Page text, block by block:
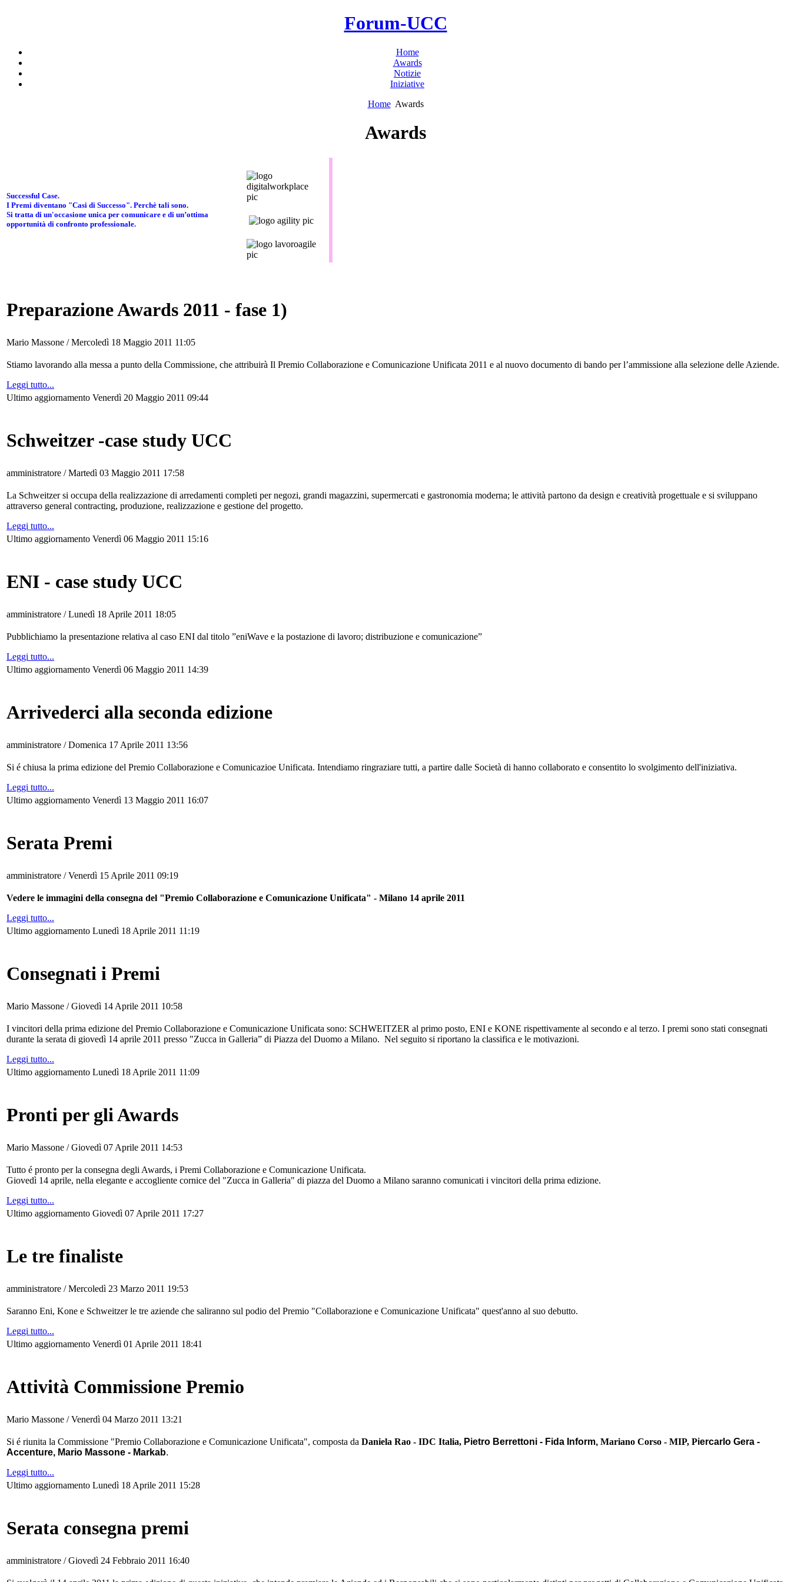
Forum-UCC
Home
Awards
Notizie
Iniziative
Home Awards
Awards
Successful Case.
I Premi diventano "Casi di Successo". Perchè tali sono.
Si tratta di un'occasione unica per comunicare e di un’ottima
opportunità di confronto professionale.
Preparazione Awards 2011 - fase 1)
Mario Massone /Mercoledì 18 Maggio 2011 11:05
Stiamo lavorando alla messa a punto della Commissione, che attribuirà Il Premio Collaborazione e Comunicazione Unificata 2011 e al nuovo documento di bando per l’ammissione alla selezione delle Aziende.
Leggi tutto...
Ultimo aggiornamento Venerdì 20 Maggio 2011 09:44
Schweitzer -case study UCC
amministratore /Martedì 03 Maggio 2011 17:58
La Schweitzer si occupa della realizzazione di arredamenti completi per negozi, grandi magazzini, supermercati e gastronomia moderna; le attività partono da design e creatività progettuale e si sviluppano
attraverso general contracting, produzione, realizzazione e gestione del progetto.
Leggi tutto...
Ultimo aggiornamento Venerdì 06 Maggio 2011 15:16
ENI - case study UCC
amministratore /Lunedì 18 Aprile 2011 18:05
Pubblichiamo la presentazione relativa al caso ENI dal titolo ”eniWave e la postazione di lavoro; distribuzione e comunicazione”
Leggi tutto...
Ultimo aggiornamento Venerdì 06 Maggio 2011 14:39
Arrivederci alla seconda edizione
amministratore /Domenica 17 Aprile 2011 13:56
Si é chiusa la prima edizione del Premio Collaborazione e Comunicazioe Unificata. Intendiamo ringraziare tutti, a partire dalle Società di hanno collaborato e consentito lo svolgimento dell'iniziativa.
Leggi tutto...
Ultimo aggiornamento Venerdì 13 Maggio 2011 16:07
Serata Premi
amministratore /Venerdì 15 Aprile 2011 09:19
Vedere le immagini della consegna del "Premio Collaborazione e Comunicazione Unificata" - Milano 14 aprile 2011
Leggi tutto...
Ultimo aggiornamento Lunedì 18 Aprile 2011 11:19
Consegnati i Premi
Mario Massone /Giovedì 14 Aprile 2011 10:58
I vincitori della prima edizione del Premio Collaborazione e Comunicazione Unificata sono: SCHWEITZER al primo posto, ENI e KONE rispettivamente al secondo e al terzo. I premi sono stati consegnati
durante la serata di giovedì 14 aprile 2011 presso "Zucca in Galleria” di Piazza del Duomo a Milano. Nel seguito si riportano la classifica e le motivazioni.
Leggi tutto...
Ultimo aggiornamento Lunedì 18 Aprile 2011 11:09
Pronti per gli Awards
Mario Massone /Giovedì 07 Aprile 2011 14:53
Tutto é pronto per la consegna degli Awards, i Premi Collaborazione e Comunicazione Unificata.
Giovedì 14 aprile, nella elegante e accogliente cornice del "Zucca in Galleria" di piazza del Duomo a Milano saranno comunicati i vincitori della prima edizione.
Leggi tutto...
Ultimo aggiornamento Giovedì 07 Aprile 2011 17:27
Le tre finaliste
amministratore /Mercoledì 23 Marzo 2011 19:53
Saranno Eni, Kone e Schweitzer le tre aziende che saliranno sul podio del Premio "Collaborazione e Comunicazione Unificata" quest'anno al suo debutto.
Leggi tutto...
Ultimo aggiornamento Venerdì 01 Aprile 2011 18:41
Attività Commissione Premio
Mario Massone /Venerdì 04 Marzo 2011 13:21
Si é riunita la Commissione "Premio Collaborazione e Comunicazione Unificata", composta da Daniela Rao - IDC Italia, Pietro Berrettoni - Fida Inform, Mariano Corso - MIP, Piercarlo Gera -
Accenture, Mario Massone - Markab.
Leggi tutto...
Ultimo aggiornamento Lunedì 18 Aprile 2011 15:28
Serata consegna premi
amministratore /Giovedì 24 Febbraio 2011 16:40